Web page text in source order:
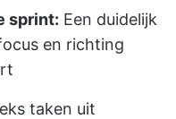
sprint: Een duidelijk
en richting
taken uit